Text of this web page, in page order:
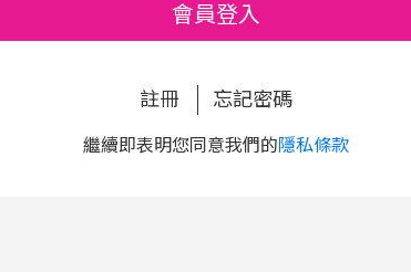
會員登入
註冊 忘記密碼
繼續即表明您同意我們的隱私條款